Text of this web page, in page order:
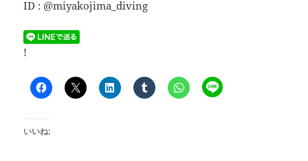
ID : @miyakojima_diving
!
いいね: